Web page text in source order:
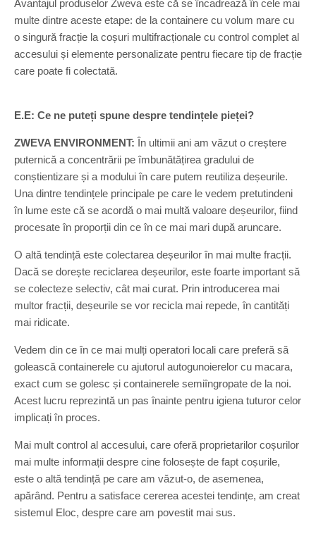
Avantajul produselor Zweva este că se încadrează în cele mai
multe dintre aceste etape: de la containere cu volum mare cu
o singură fracție la coșuri multifracționale cu control complet al
accesului și elemente personalizate pentru fiecare tip de fracție
care poate fi colectată.
E.E: Ce ne puteți spune despre tendințele pieței?
ZWEVA ENVIRONMENT: În ultimii ani am văzut o creștere
puternică a concentrării pe îmbunătățirea gradului de
conștientizare și a modului în care putem reutiliza deșeurile.
Una dintre tendințele principale pe care le vedem pretutindeni
în lume este că se acordă o mai multă valoare deșeurilor, fiind
procesate în proporții din ce în ce mai mari după aruncare.
O altă tendință este colectarea deșeurilor în mai multe fracții.
Dacă se dorește reciclarea deșeurilor, este foarte important să
se colecteze selectiv, cât mai curat. Prin introducerea mai
multor fracții, deșeurile se vor recicla mai repede, în cantități
mai ridicate.
Vedem din ce în ce mai mulți operatori locali care preferă să
golească containerele cu ajutorul autogunoierelor cu macara,
exact cum se golesc și containerele semiîngropate de la noi.
Acest lucru reprezintă un pas înainte pentru igiena tuturor celor
implicați în proces.
Mai mult control al accesului, care oferă proprietarilor coșurilor
mai multe informații despre cine folosește de fapt coșurile,
este o altă tendință pe care am văzut-o, de asemenea,
apărând. Pentru a satisface cererea acestei tendințe, am creat
sistemul Eloc, despre care am povestit mai sus.